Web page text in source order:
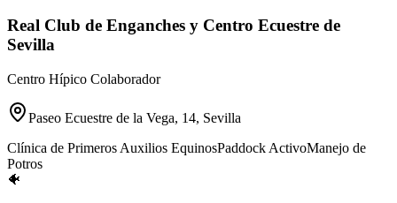
Real Club de Enganches y Centro Ecuestre de
Sevilla
Centro Hípico Colaborador
Paseo Ecuestre de la Vega, 14, Sevilla
Clínica de Primeros Auxilios EquinosPaddock ActivoManejo de
Potros
🐠